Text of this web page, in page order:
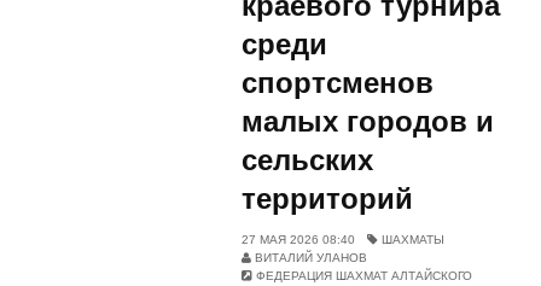
среди
спортсменов
малых городов и
сельских
территорий
27 МАЯ 2026 08:40
ШАХМАТЫ
ВИТАЛИЙ УЛАНОВ
ФЕДЕРАЦИЯ ШАХМАТ АЛТАЙСКОГО